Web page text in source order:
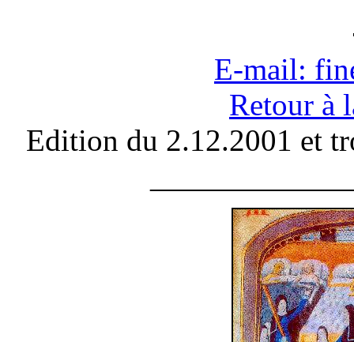
E-mail:
Retour à
Edition du 2.12.2001 et